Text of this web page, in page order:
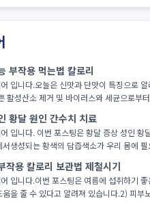
부작용 먹는법 칼로리
입니다.오늘은 신맛과 단맛이 특징으로
활성산소 제거 및 바이러스와 세균으로부
황달 원인 간수치 치료
입니다. 이번 포스팅은 황달 증상 성인
생성되는 황색의 담즙색소가 우리 몸에
작용 칼로리 보관법 제철시기
입니다.이번 포스팅은 여름에 섭취하기
을 줄 수 있다고 알려져 있습니다.2) 피